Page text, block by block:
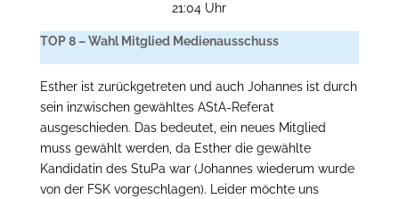
21:04 Uhr
TOP 8 – Wahl Mitglied Medienausschuss
Esther ist zurückgetreten und auch Johannes ist durch
sein inzwischen gewähltes AStA-Referat
ausgeschieden. Das bedeutet, ein neues Mitglied
muss gewählt werden, da Esther die gewählte
Kandidatin des StuPa war (Johannes wiederum wurde
von der FSK vorgeschlagen). Leider möchte uns